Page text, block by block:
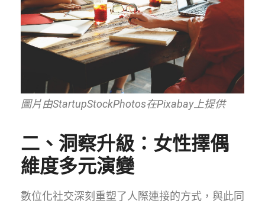
圖片由StartupStockPhotos在Pixabay上提供
二、洞察升級：女性擇偶
維度多元演變
數位化社交深刻重塑了人際連接的方式，與此同